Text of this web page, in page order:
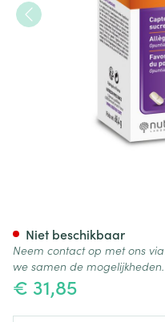
€ 31,85
Niet beschikbaar
Neem contact op met ons
we samen de mogelijkheden.